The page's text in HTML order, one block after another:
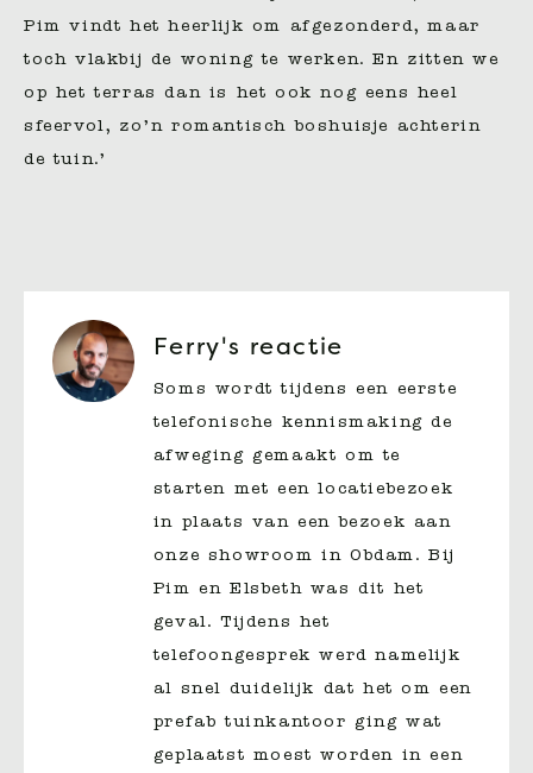
Pim vindt het heerlijk om afgezonderd, maar
toch vlakbij de woning te werken. En zitten we
op het terras dan is het ook nog eens heel
sfeervol, zo’n romantisch boshuisje achterin
de tuin.’
Ferry's reactie
Soms wordt tijdens een eerste
telefonische kennismaking de
afweging gemaakt om te
starten met een locatiebezoek
in plaats van een bezoek aan
onze showroom in Obdam. Bij
Pim en Elsbeth was dit het
geval. Tijdens het
telefoongesprek werd namelijk
al snel duidelijk dat het om een
prefab tuinkantoor ging wat
geplaatst moest worden in een